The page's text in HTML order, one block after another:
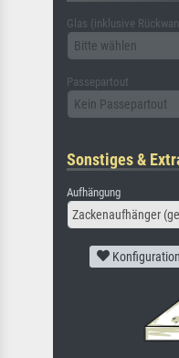
Glas (inklusive
Bitte wählen
Passepartout
Kein Passepartout
Sonstiges &
Aufhängung
Zackenaufhänger